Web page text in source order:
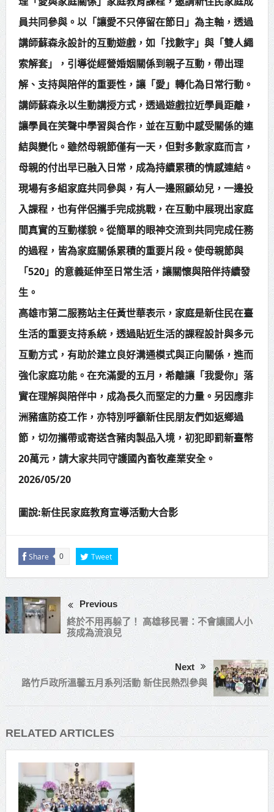
邁組閣
賴總統肯定「金唐獎」得獎者及入
圍者 允諾完善支持體系
員共同參與。以「讓愛不只停留在節日」為主軸，透過
講師蘇森永設計的互動遊戲，如「找數字」與「雙人繩
索解套」，引導從經營婚姻關係到親子互動，帶出理
解、支持與陪伴的重要性，讓「愛」轉化為日常行動。
講師蘇森永以生動講授方式，透過遊戲拉近學員距離，
讓學員在笑聲中學習與合作，並在互動中感受關係的連
結與變化。雖然母親節僅有一天，但對多數家庭而言，
母親的付出早已融入日常，成為持續累積的情感連結。
現場有多組家庭共同參與，有人一邊照顧幼兒，一邊投
入課程，也有伴侶攜手完成挑戰，在互動中展現出家庭
間真實的互動樣貌。從簡單的眼神交流到共同完成任務
的過程，皆為家庭關係累積的重要片段。使母親節與
「520」的意義延伸至日常生活，讓關懷與陪伴持續發
生。
高雄市第二服務站主任黃世華表示，家庭是新住民在臺
生活的重要支持系統，透過貼近生活的課程設計與多元
互動方式，有助於建立良好溝通模式與正向關係，進而
強化家庭功能。在充滿愛的五月，希離讓「我愛你」落
實在理解與陪伴中，成為長久而堅定的力量。另因應非
洲豬瘟防疫工作，亦特別呼籲新住民朋友們如返鄉過
節，切勿攜帶或寄送含豬肉製品入境，初犯即罰新臺幣
20萬元，請大家共同守護國內畜牧產業安全。
2026/05/20
圖說:新住民家庭教育宣導活動大合影
Share 0 Tweet
Previous
終於不用再躲了！ 高雄移民署：不會讓國人小
孩成為流浪兒
Next
路竹戶政所溫馨五月系列活動 新住民熱烈參與
RELATED ARTICLES